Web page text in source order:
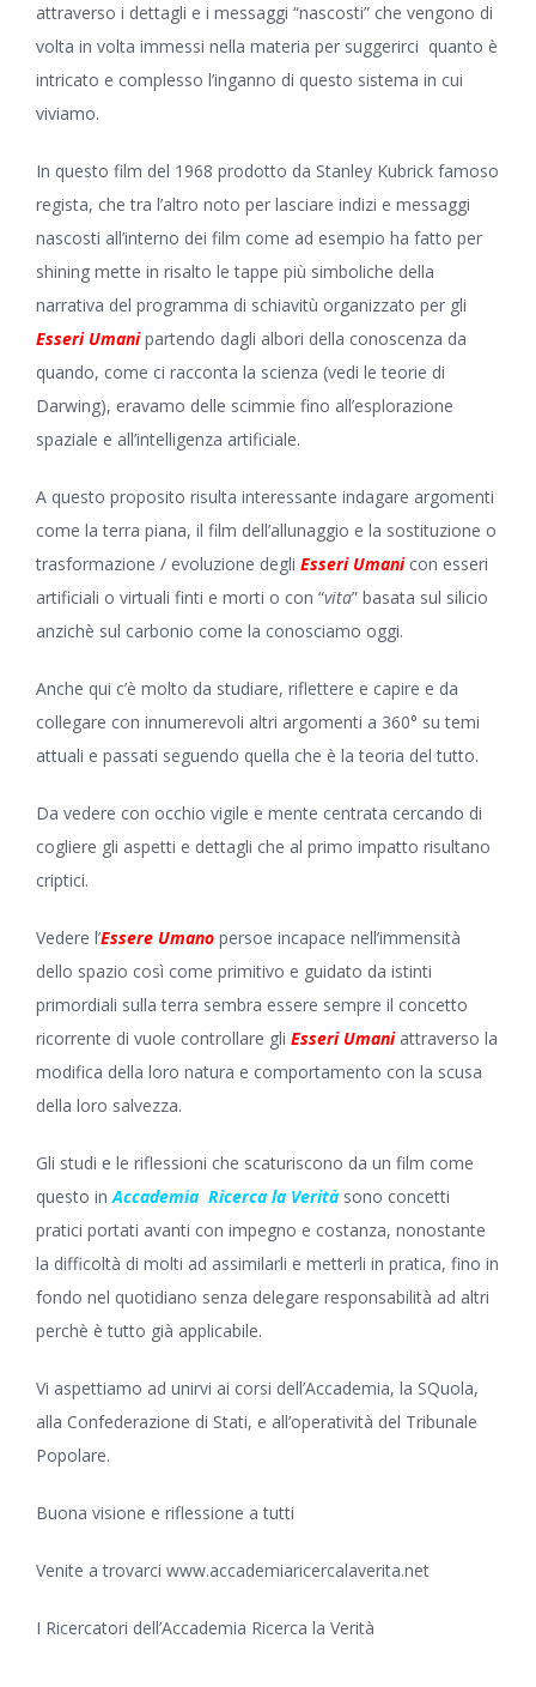
attraverso i dettagli e i messaggi “nascosti” che vengono di
volta in volta immessi nella materia per suggerirci quanto è
intricato e complesso l’inganno di questo sistema in cui
viviamo.
In questo film del 1968 prodotto da Stanley Kubrick famoso
regista, che tra l’altro noto per lasciare indizi e messaggi
nascosti all’interno dei film come ad esempio ha fatto per
shining mette in risalto le tappe più simboliche della
narrativa del programma di schiavitù organizzato per gli
Esseri Umanipartendo dagli albori della conoscenza da
quando, come ci racconta la scienza (vedi le teorie di
Darwing), eravamo delle scimmie fino all’esplorazione
spaziale e all’intelligenza artificiale.
A questo proposito risulta interessante indagare argomenti
come la terra piana, il film dell’allunaggio e la sostituzione o
trasformazione / evoluzione degli Esseri Umanicon esseri
artificiali o virtuali finti e morti o con “vita” basata sul silicio
anzichè sul carbonio come la conosciamo oggi.
Anche qui c’è molto da studiare, riflettere e capire e da
collegare con innumerevoli altri argomenti a 360° su temi
attuali e passati seguendo quella che è la teoria del tutto.
Da vedere con occhio vigile e mente centrata cercando di
cogliere gli aspetti e dettagli che al primo impatto risultano
criptici.
Vedere l’Essere Umano persoe incapace nell’immensità
dello spazio così come primitivo e guidato da istinti
primordiali sulla terra sembra essere sempre il concetto
ricorrente di vuole controllare gli Esseri Umaniattraverso la
modifica della loro natura e comportamento con la scusa
della loro salvezza.
Gli studi e le riflessioni che scaturiscono da un film come
questo inAccademia Ricerca la Verità sono concetti
pratici portati avanti con impegno e costanza, nonostante
la difficoltà di molti ad assimilarli e metterli in pratica, fino in
fondo nel quotidiano senza delegare responsabilità ad altri
perchè è tutto già applicabile.
Vi aspettiamo ad unirvi ai corsi dell’Accademia, la SQuola,
alla Confederazione di Stati, e all’operatività del Tribunale
Popolare.
Buona visione e riflessione a tutti
Venite a trovarci www.accademiaricercalaverita.net
I Ricercatori dell’Accademia Ricerca la Verità